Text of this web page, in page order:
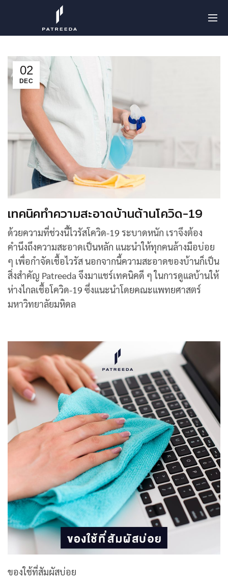
02
DEC
เทคนิคทำความสะอาดบ้านต้านโควิด-19
ด้วยความที่ช่วงนี้ไวรัสโควิด-19 ระบาดหนัก เราจึงต้อง
คำนึงถึงความสะอาดเป็นหลัก แนะนำให้ทุกคนล้างมือบ่อย
ๆ เพื่อกำจัดเชื้อไวรัส นอกจากนี้ความสะอาดของบ้านก็เป็น
สิ่งสำคัญ Patreeda จึงมาแชร์เทคนิคดี ๆ ในการดูแลบ้านให้
ห่างไกลเชื้อโควิด-19 ซึ่งแนะนำโดยคณะแพทยศาสตร์
มหาวิทยาลัยมหิดล
ของใช้ที่สัมผัสบ่อย